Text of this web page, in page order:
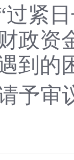
过紧
政资
到的
予审